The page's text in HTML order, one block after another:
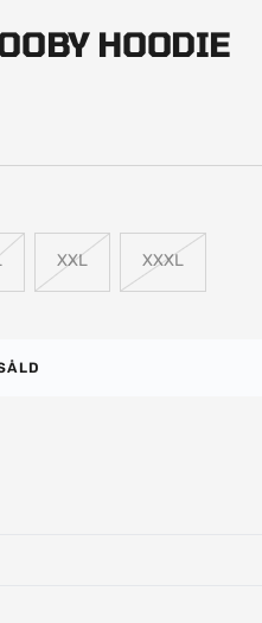
4
5
HOODIE
XXL XXXL